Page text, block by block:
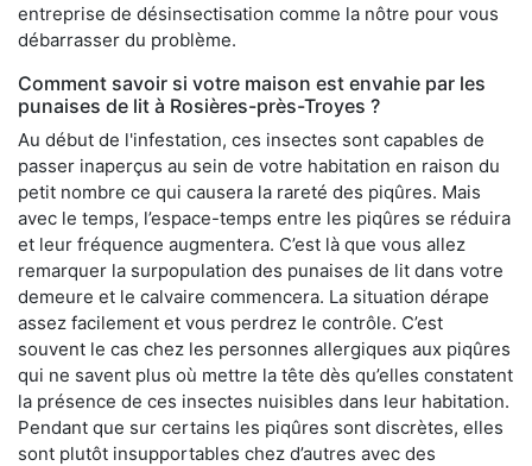
entreprise de désinsectisation comme la nôtre pour vous
débarrasser du problème.
Comment savoir si votre maison est envahie par les
punaises de lit à Rosières-près-Troyes ?
Au début de l'infestation, ces insectes sont capables de
passer inaperçus au sein de votre habitation en raison du
petit nombre ce qui causera la rareté des piqûres. Mais
avec le temps, l’espace-temps entre les piqûres se réduira
et leur fréquence augmentera. C’est là que vous allez
remarquer la surpopulation des punaises de lit dans votre
demeure et le calvaire commencera. La situation dérape
assez facilement et vous perdrez le contrôle. C’est
souvent le cas chez les personnes allergiques aux piqûres
qui ne savent plus où mettre la tête dès qu’elles constatent
la présence de ces insectes nuisibles dans leur habitation.
Pendant que sur certains les piqûres sont discrètes, elles
sont plutôt insupportables chez d’autres avec des